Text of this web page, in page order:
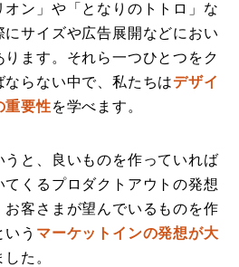
ン」や「となりのトトロ」な
にサイズや広告展開などにおい
ます。それら一つひとつをク
ならない中で、私たちはデザイ
重要性を学べます。
と、良いものを作っていれば
てくるプロダクトアウトの発想
客さまが望んでいるものを作
う マーケットインの発想が大
た。